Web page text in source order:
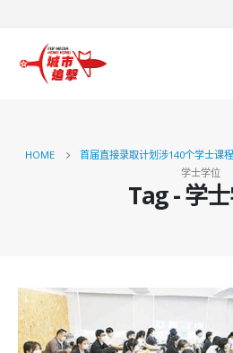
HOME 首届直接录取计划涉140个学士课
学士学位
Tag - 学